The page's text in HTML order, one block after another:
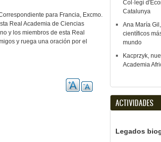
para Francia, Excmo.
Real Academia de Ciencias
y los miembros de esta Real
y ruega una oración por el
Col·legi
Catalunya
Ana María
científicos
mundo
Kacprzyk,
Academia
ACTIVIDADES
Legados